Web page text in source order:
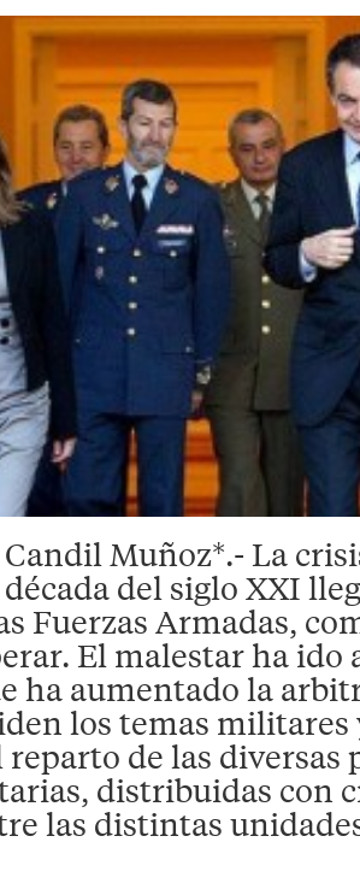
Muñoz*.- La
del siglo XXI
Fuerzas Armadas,
El malestar ha ido
ha aumentado la
los temas militares
reparto de las diversas
distribuidas con
las distintas